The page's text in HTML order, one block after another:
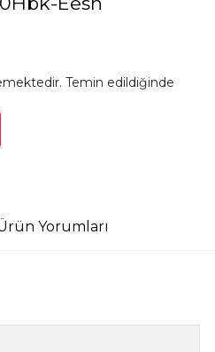
Temin edildiğinde
Yorumları